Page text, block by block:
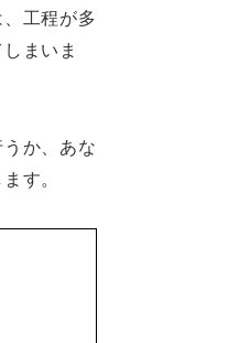
工程が多
まいま
か、あな
す。